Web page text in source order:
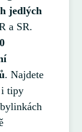
jedlých
a SR.
. Najdete
i tipy